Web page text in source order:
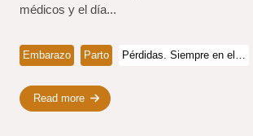
médicos y el día...
Embarazo Parto Pérdidas. Siempre en el…
Read more